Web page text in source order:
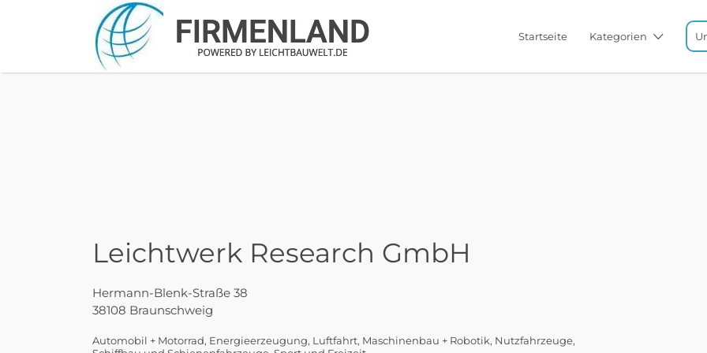
Startseite Kategorien
Suchen
nach:
Leichtwerk Research GmbH
Hermann-Blenk-Straße 38
38108 Braunschweig
Automobil + Motorrad Energieerzeugung Luftfahrt Maschinenbau + Robotik Nutzfahrzeuge